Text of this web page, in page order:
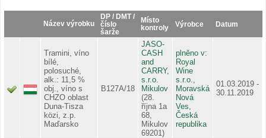
Název výrobku
DP / DMT /
číslo
šarže
Místo
kontroly
Výrobce Datum
Tramini, víno
bílé,
polosuché,
alk.: 11,5 %
obj., víno s
CHZO oblast
Duna-Tisza
közi, z.p.
Maďarsko
B127A/18
JASO-
CASH
and
CARRY,
s.r.o.
Mikulov
(28.
října 1a
68,
Mikulov
69201)
plněno v:
Royal
Wine
s.r.o.,
Moravská
Nová
Ves,
Česká
republika
01.03.2019 -
30.11.2019